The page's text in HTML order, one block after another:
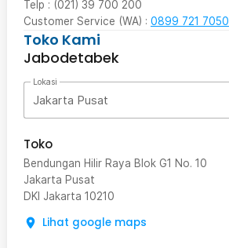
Telp : (021) 39 700 200
Customer Service (WA) : 0899 721 7050
Toko Kami
Jabodetabek
Lokasi
Jakarta Pusat
Toko
Bendungan Hilir Raya Blok G1 No. 10
Jakarta Pusat
DKI Jakarta 10210
Lihat google maps